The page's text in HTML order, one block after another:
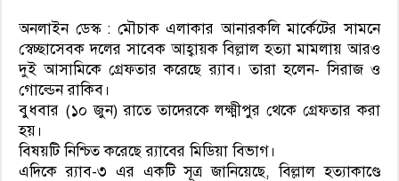
অনলাইন ডেস্ক : মৌচাক এলাকার আনারকলি মার্কেটের সামনে
স্বেচ্ছাসেবক দলের সাবেক আহ্বায়ক বিল্লাল হত্যা মামলায় আরও
দুই আসামিকে গ্রেফতার করেছে র‌্যাব। তারা হলেন- সিরাজ ও
গোল্ডেন রাকিব।
বুধবার (১০ জুন) রাতে তাদেরকে লক্ষ্মীপুর থেকে গ্রেফতার করা
হয়।
বিষয়টি নিশ্চিত করেছে র‌্যাবের মিডিয়া বিভাগ।
এদিকে র‌্যাব-৩ এর একটি সূত্র জানিয়েছে, বিল্লাল হত্যাকাণ্ডে